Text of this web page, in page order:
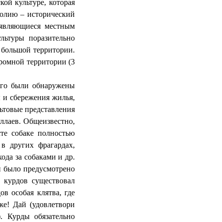
культуре, которая
– исторический
местным
поразительно
территории.
территории (3
были обнаружены
и сбережения жилья,
представления
Общеизвестно,
собаке полностью
других фрагардах,
за собаками и др.
было предусмотрено
существовал
особая клятва, где
Дай (удовлетвори
Курды обязательно